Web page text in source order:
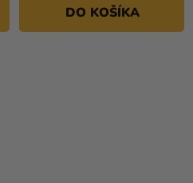
DO KOŠÍKA